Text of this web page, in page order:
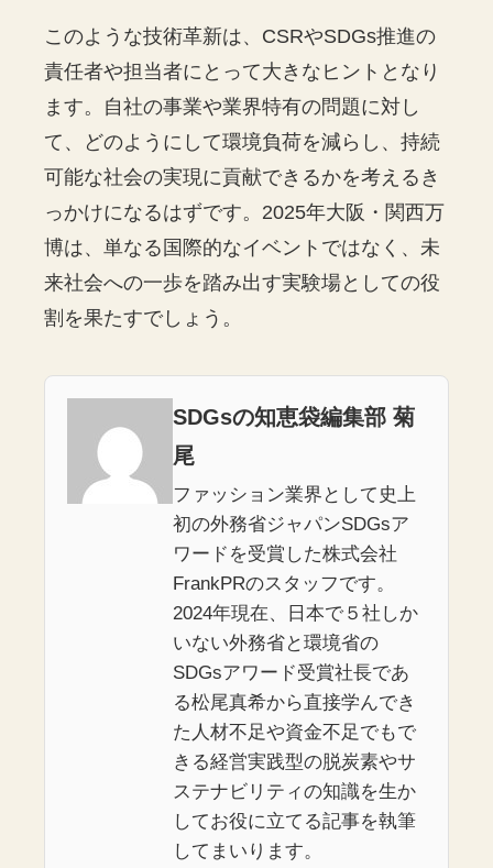
このような技術革新は、CSRやSDGs推進の
責任者や担当者にとって大きなヒントとなり
ます。自社の事業や業界特有の問題に対し
て、どのようにして環境負荷を減らし、持続
可能な社会の実現に貢献できるかを考えるき
っかけになるはずです。2025年大阪・関西万
博は、単なる国際的なイベントではなく、未
来社会への一歩を踏み出す実験場としての役
割を果たすでしょう。
SDGsの知恵袋編集部 菊
尾
ファッション業界として史上
初の外務省ジャパンSDGsア
ワードを受賞した株式会社
FrankPRのスタッフです。
2024年現在、日本で５社しか
いない外務省と環境省の
SDGsアワード受賞社長であ
る松尾真希から直接学んでき
た人材不足や資金不足でもで
きる経営実践型の脱炭素やサ
ステナビリティの知識を生か
してお役に立てる記事を執筆
してまいります。